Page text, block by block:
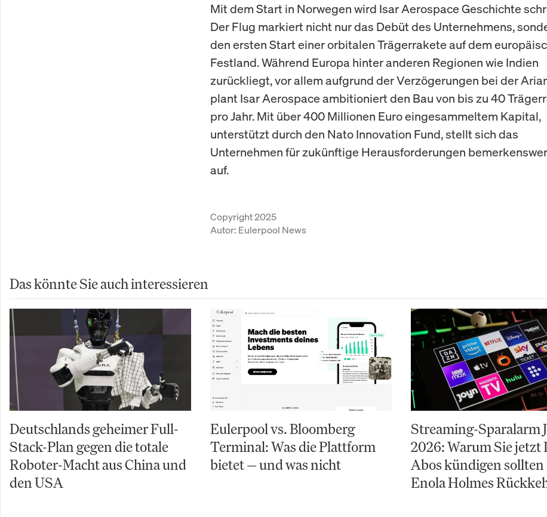
Mit dem Start in Norwegen wird Isar Aerospace Geschichte
Der Flug markiert nicht nur das Debüt des Unternehmens,
den ersten Start einer orbitalen Trägerrakete auf dem
Festland. Während Europa hinter anderen Regionen wie Indien
zurückliegt, vor allem aufgrund der Verzögerungen bei der
plant Isar Aerospace ambitioniert den Bau von bis zu 40
pro Jahr. Mit über 400 Millionen Euro eingesammeltem Kapital,
unterstützt durch den Nato Innovation Fund, stellt sich das
Unternehmen für zukünftige Herausforderungen
auf.
Copyright 2025
Autor: Eulerpool News
Das könnte Sie auch interessieren
Deutschlands geheimer Full-
Stack-Plan gegen die totale
Roboter-Macht aus China und
den USA
Eulerpool vs. Bloomberg
Terminal: Was die Plattform
bietet — und was nicht
Streaming-Sparalarm
2026: Warum Sie jetzt
Abos kündigen sollten
Enola Holmes